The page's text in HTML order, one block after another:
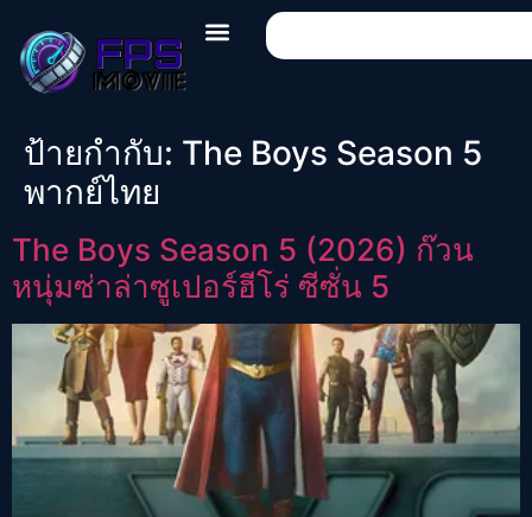
ป้ายกำกับ: The Boys Season 5
พากย์ไทย
The Boys Season 5 (2026) ก๊วน
หนุ่มซ่าล่าซูเปอร์ฮีโร่ ซีซั่น 5